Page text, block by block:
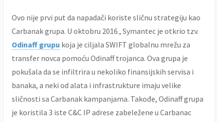
Ovo nije prvi put da napadači koriste sličnu strategiju kao
Carbanak grupa. U oktobru 2016., Symantec je otkrio tzv.
Odinaff grupu koja je ciljala SWIFT globalnu mrežu za
transfer novca pomoću Odinaff trojanca. Ova grupa je
pokušala da se infiltrira u nekoliko finansijskih servisa i
banaka, a neki od alata i infrastrukture imaju velike
sličnosti sa Carbanak kampanjama. Takođe, Odinaff grupa
je koristila 3 iste C&C IP adrese zabeležene u Carbanac